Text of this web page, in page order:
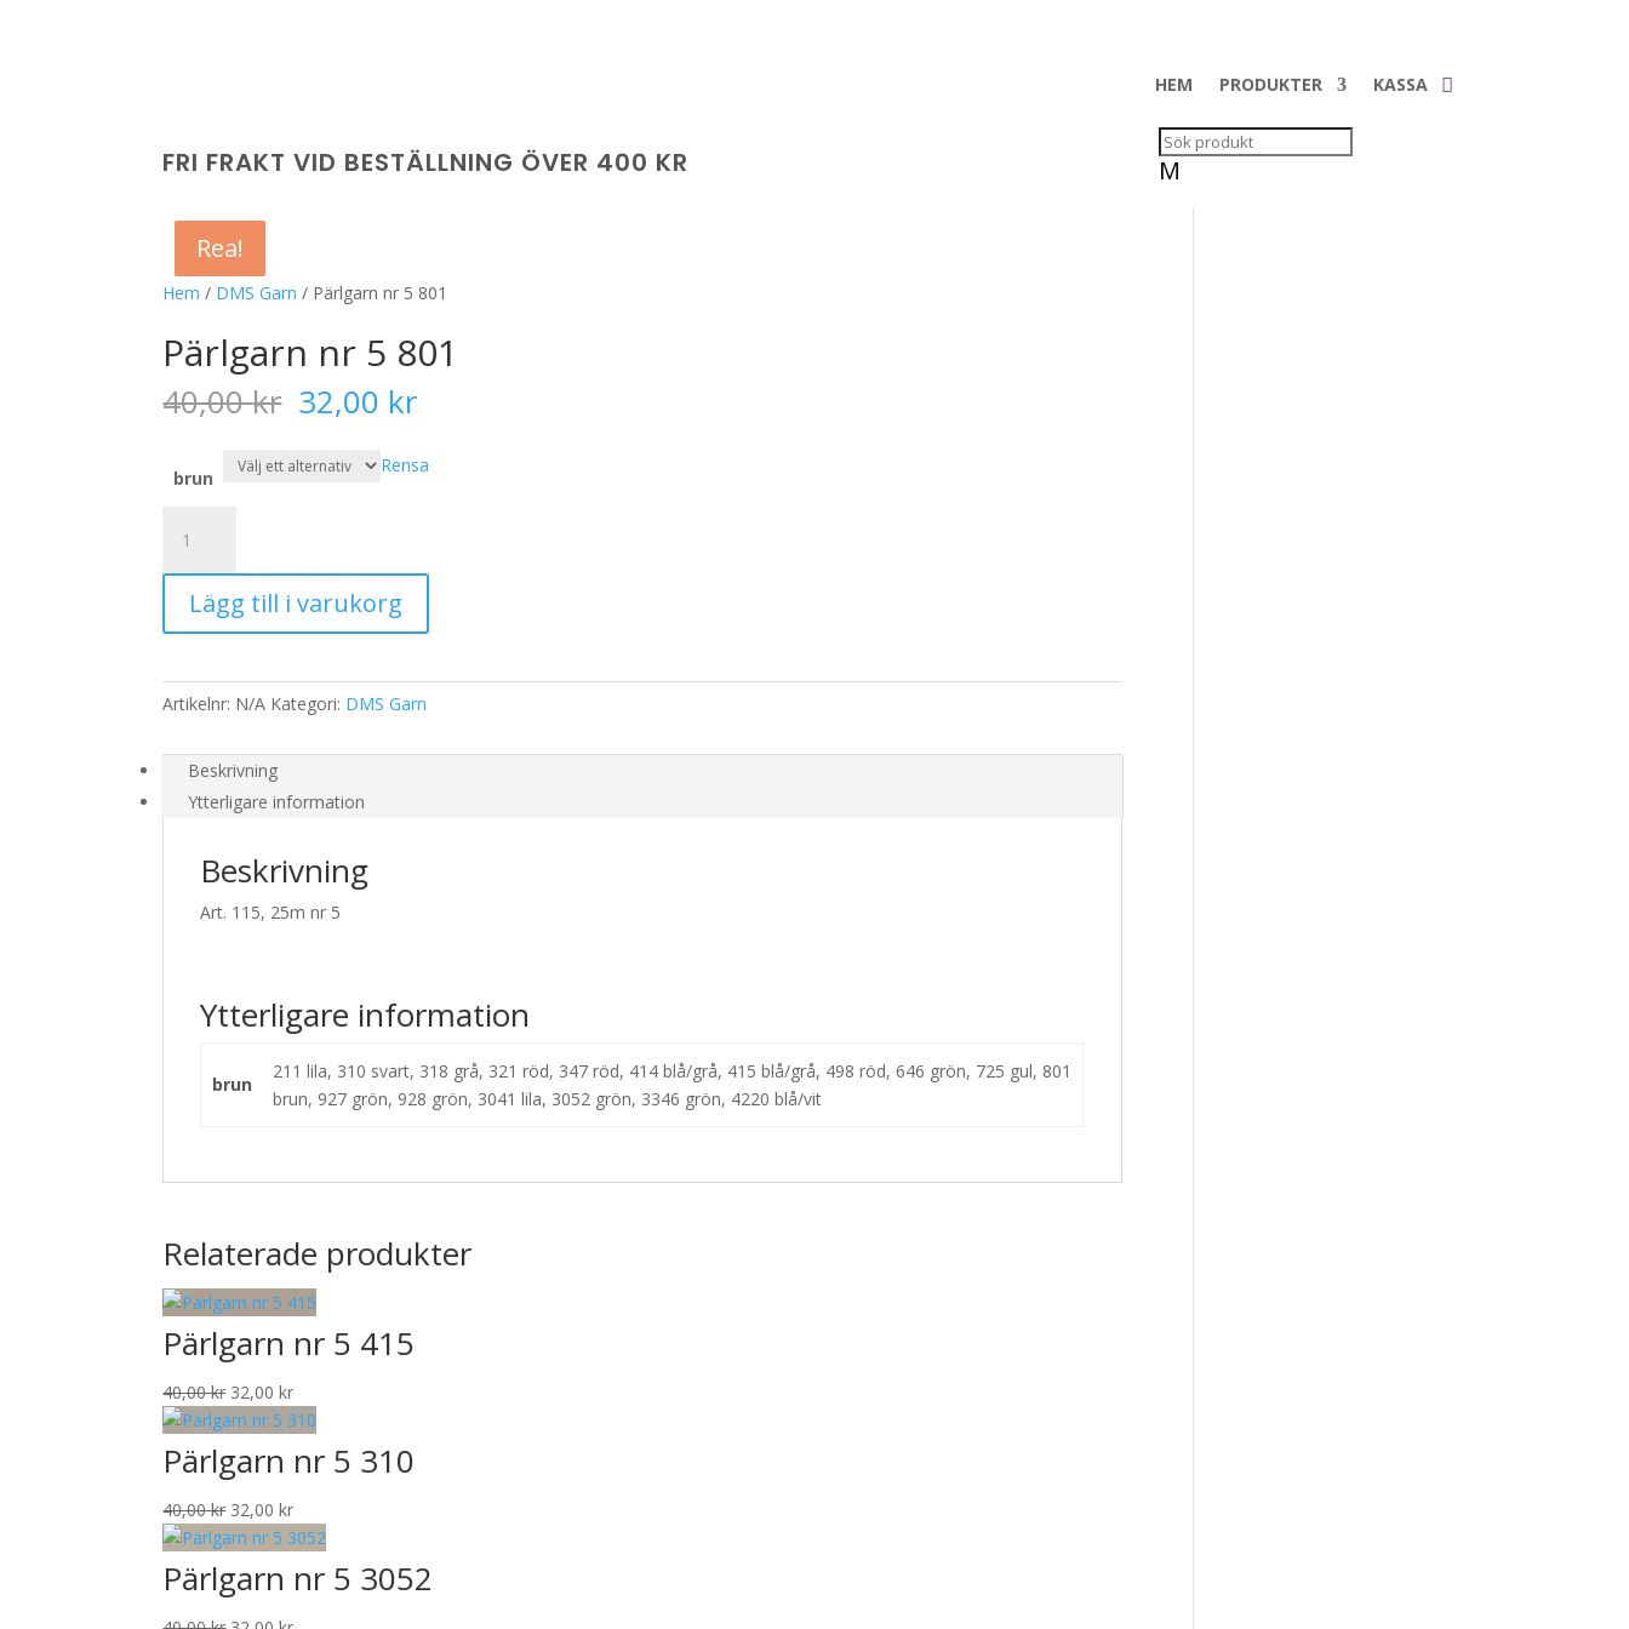
HEM PRODUKTER KASSA
FRI FRAKT VID BESTÄLLNING ÖVER 400 KR M
Hem / DMS Garn / Pärlgarn nr 5 801
Rea!
Pärlgarn nr 5 801
40,00kr Det
ursprungliga
priset
var:
32,00 krDet
priset
är:
brun
Rensa
5
mängd
Lägg till i varukorg
Artikelnr: N/A Kategori: DMS Garn
Beskrivning
Ytterligare information
Beskrivning
Art. 115, 25m nr 5
Ytterligare information
brun
211 lila, 310 svart, 318 grå, 321 röd, 347 röd, 414 blå/grå, 415 blå/grå, 498 röd, 646 grön, 725 gul, 801
brun, 927 grön, 928 grön, 3041 lila, 3052 grön, 3346 grön, 4220 blå/vit
Relaterade produkter
Rea!
Pärlgarn nr 5 415
40,00kr Det
ursprungliga
var:
40,00 kr.
32,00krDet
nuvarande
priset
är:
32,00 kr.
Rea!
Pärlgarn nr 5 310
40,00kr Det
ursprungliga
var:
40,00 kr.
32,00krDet
nuvarande
priset
är:
32,00 kr.
Rea!
Pärlgarn nr 5 3052